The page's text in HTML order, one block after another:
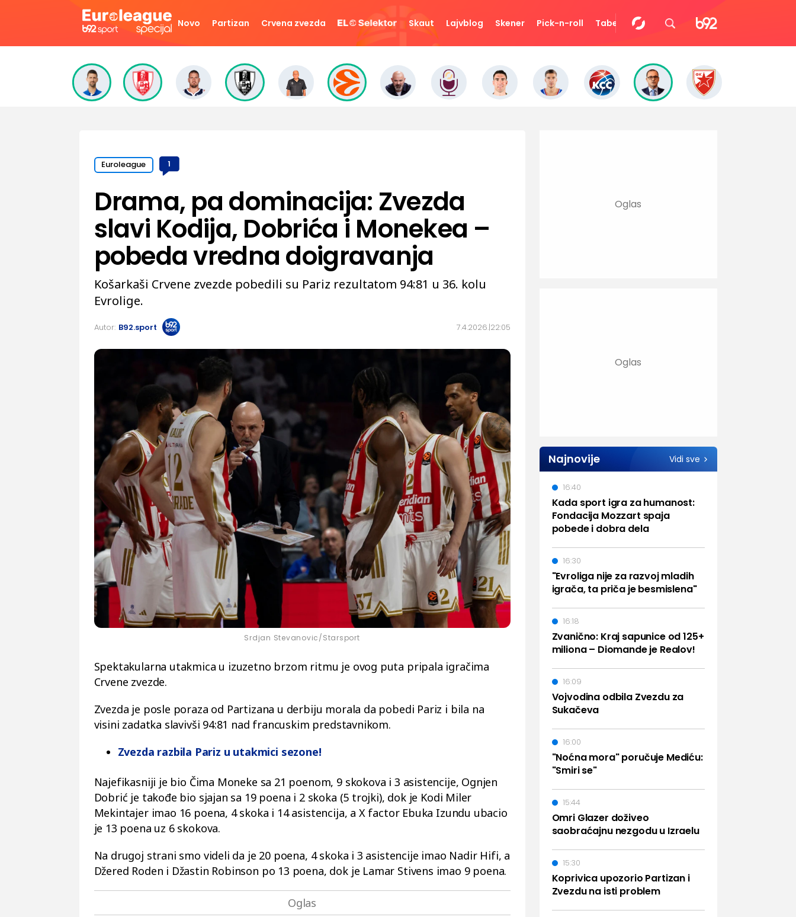
Novo Partizan Crvena zvezda Skaut Lajvblog Skener Pick-n-roll Tabela Video Eurocup
Euroleague 1
7.4.2026. 22:05
Drama, pa dominacija: Zvezda
slavi Kodija, Dobrića i Monekea –
pobeda vredna doigravanja
Košarkaši Crvene zvezde pobedili su Pariz rezultatom 94:81 u 36. kolu
Evrolige.
Autor: B92.sport
Srdjan Stevanovic/Starsport
Spektakularna utakmica u izuzetno brzom ritmu je ovog puta pripala igračima
Crvene zvezde.
Zvezda je posle poraza od Partizana u derbiju morala da pobedi Pariz i bila na
visini zadatka slavivši 94:81 nad francuskim predstavnikom.
Zvezda razbila Pariz u utakmici sezone!
Najefikasniji je bio Čima Moneke sa 21 poenom, 9 skokova i 3 asistencije, Ognjen
Dobrić je takođe bio sjajan sa 19 poena i 2 skoka (5 trojki), dok je Kodi Miler
Mekintajer imao 16 poena, 4 skoka i 14 asistencija, a X factor Ebuka Izundu ubacio
je 13 poena uz 6 skokova.
Na drugoj strani smo videli da je 20 poena, 4 skoka i 3 asistencije imao Nadir Hifi, a
Džered Roden i Džastin Robinson po 13 poena, dok je Lamar Stivens imao 9 poena.
Najnovije Vidi sve
Kada sport igra za humanost:
Fondacija Mozzart spaja
pobede i dobra dela
16:40
"Evroliga nije za razvoj mladih
igrača, ta priča je besmislena"
16:30
Zvanično: Kraj sapunice od 125+
miliona – Diomande je Realov!
16:18
Vojvodina odbila Zvezdu za
Sukačeva
16:09
"Noćna mora" poručuje Mediću:
"Smiri se"
16:00
Omri Glazer doživeo
saobraćajnu nezgodu u Izraelu
15:44
Koprivica upozorio Partizan i
Zvezdu na isti problem
15:30